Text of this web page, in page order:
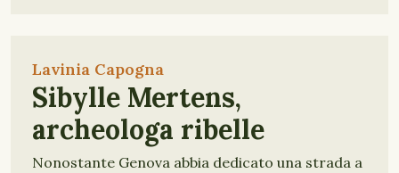
Lavinia Capogna
Sibylle Mertens,
archeologa ribelle
Nonostante Genova abbia dedicato una strada a